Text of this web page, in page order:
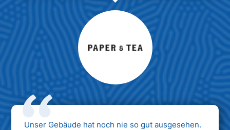
Max Mustermann
Unternehmen AG
Unser Gebäude hat noch nie so gut ausgesehen.